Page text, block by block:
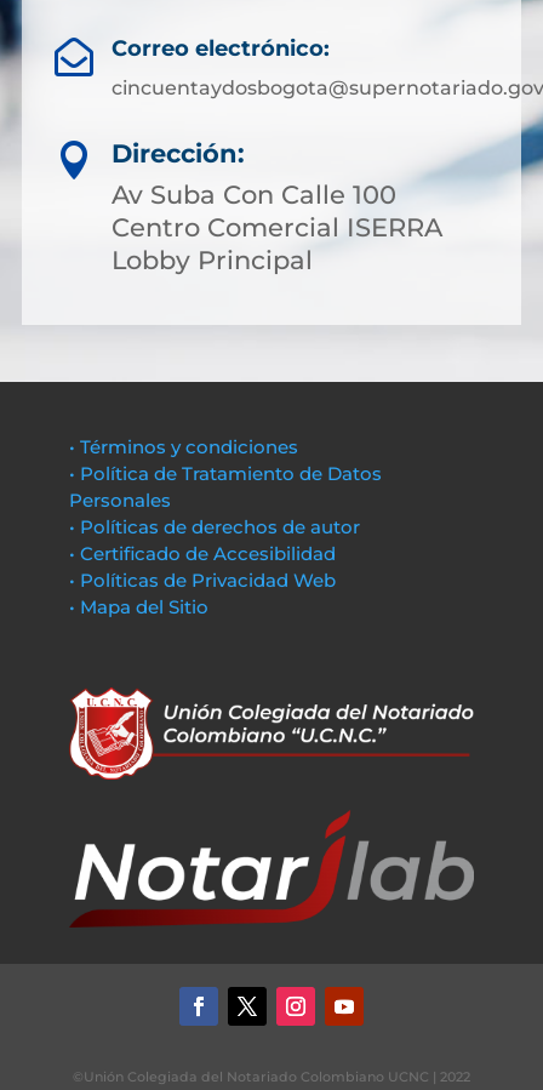
 Correo electrónico:

Dirección:
Av Suba Con Calle 100
Centro Comercial ISERRA
Lobby Principal
• Términos y condiciones
• Política de Tratamiento de Datos
Personales
• Políticas de derechos de autor
• Certificado de Accesibilidad
• Políticas de Privacidad Web
• Mapa del Sitio
©Unión Colegiada del Notariado Colombiano UCNC | 2022